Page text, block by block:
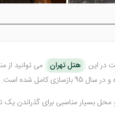
در این هتل تهران
می ‌توانید از
بسیار مناسبی برای گذراندن یک